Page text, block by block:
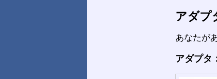
アダプ
あなたが
アダプタ